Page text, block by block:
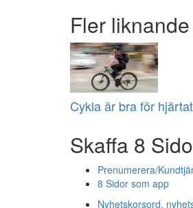
Fler
Cykla är bra för hjärtat
Skaffa 8
Prenumerera/
8 Sidor som app
Nyhetskorsord,